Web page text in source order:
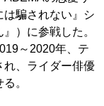
は騙されない』シ
）に参戦した。
～2020年、テ
れ、ライダー俳優
。